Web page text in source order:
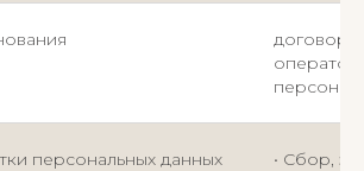
персональных данных
• Сбор,